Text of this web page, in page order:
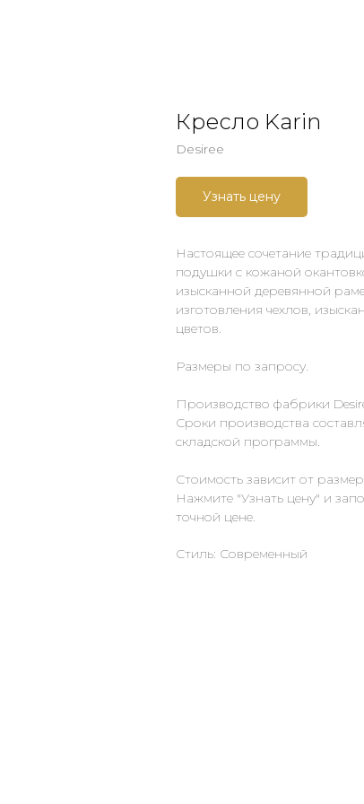
Кресло Karin
Desiree
Узнать цену
Настоящее сочетание
подушки с кожаной
изысканной деревянной
изготовления чехлов,
цветов.
Размеры по запросу.
Производство фабрики
Сроки производства
складской программы.
Стоимость зависит от
Нажмите "Узнать цену" и
точной цене.
Стиль: Современный